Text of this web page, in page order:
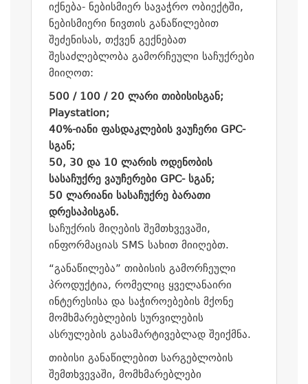
იქნება- ნებისმიერ სავაჭრო ობიექტში,
ნებისმიერი ნივთის განაწილებით
შეძენისას, თქვენ გექნებათ
შესაძლებლობა გამორჩეული საჩუქრები
მიიღოთ:
500 / 100 / 20 ლარი თიბისისგან;
Playstation;
40%-იანი ფასდაკლების ვაუჩერი GPC-
სგან;
50, 30 და 10 ლარის ოდენობის
სასაჩუქრე ვაუჩერები GPC- სგან;
50 ლარიანი სასაჩუქრე ბარათი
დრესაპისგან.
საჩუქრის მიღების შემთხვევაში,
ინფორმაციას SMS სახით მიიღებთ.
“განაწილება” თიბისის გამორჩეული
პროდუქტია, რომელიც ყველანაირი
ინტერესისა და საჭიროებების მქონე
მომხმარებლების სურვილების
ასრულების გასამარტივებლად შეიქმნა.
თიბისი განაწილებით სარგებლობის
შემთხვევაში, მომხმარებლები